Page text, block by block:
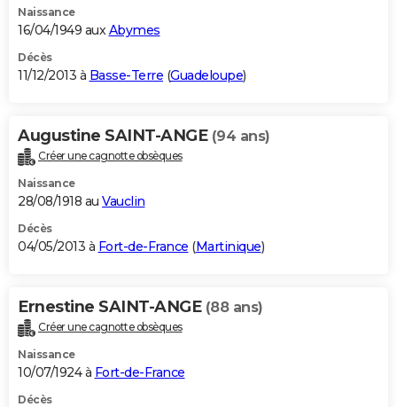
Naissance
16/04/1949 auxAbymes
Décès
11/12/2013 à Basse-Terre (Guadeloupe)
Augustine SAINT-ANGE (94 ans)
Créer une cagnotte obsèques
Naissance
28/08/1918 au Vauclin
Décès
04/05/2013 à Fort-de-France (Martinique)
Ernestine SAINT-ANGE (88 ans)
Créer une cagnotte obsèques
Naissance
10/07/1924 à Fort-de-France
Décès